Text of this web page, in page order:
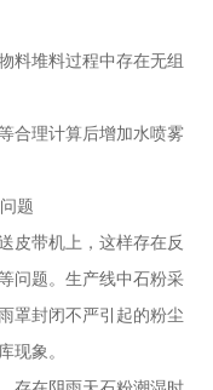
堆料过程中存在无组
理计算后增加水喷雾
题
带机上，这样存在反
问题。生产线中石粉采
罩封闭不严引起的粉尘
现象。